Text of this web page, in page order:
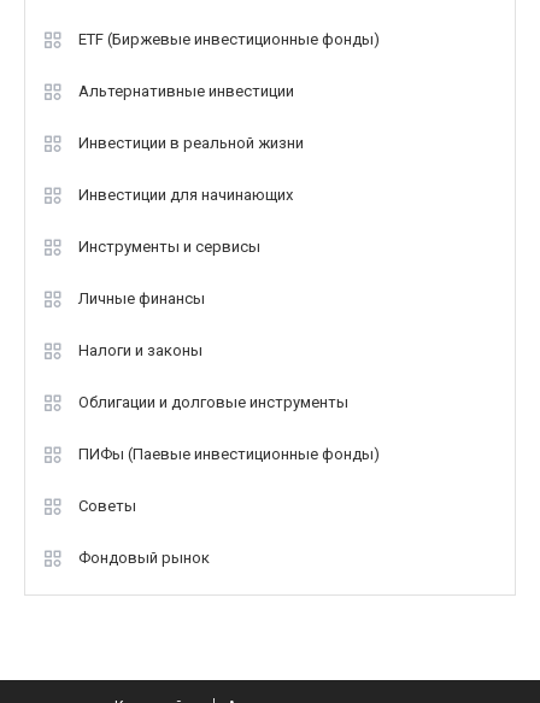
ETF (Биржевые инвестиционные фонды)
Альтернативные инвестиции
Инвестиции в реальной жизни
Инвестиции для начинающих
Инструменты и сервисы
Личные финансы
Налоги и законы
Облигации и долговые инструменты
ПИФы (Паевые инвестиционные фонды)
Советы
Фондовый рынок